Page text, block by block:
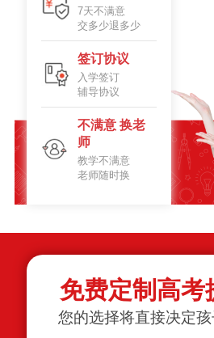
7天不满意
交多少退多少
签订协议
入学签订
辅导协议
不满意 换老
师
教学不满意
老师随时换
免费定制高考
您的选择将直接决定